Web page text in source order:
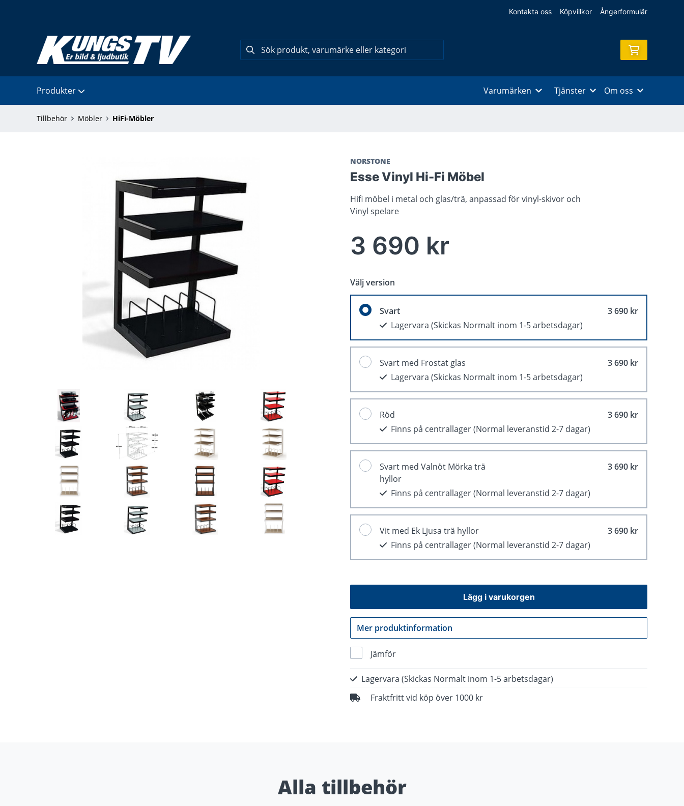
Kontakta oss Köpvillkor Ångerformulär
Produkter Varumärken Tjänster Om oss
Tillbehör Möbler HiFi-Möbler
NORSTONE
Esse Vinyl Hi-Fi Möbel
Hifi möbel i metal och glas/trä, anpassad för vinyl-skivor och
Vinyl spelare
3 690 kr
Välj version
Svart
3 690 kr
Lagervara (Skickas Normalt inom 1-5 arbetsdagar)
Svart med Frostat glas
3 690 kr
Lagervara (Skickas Normalt inom 1-5 arbetsdagar)
Röd
3 690 kr
Finns på centrallager(Normal leveranstid 2-7 dagar)
Svart med Valnöt Mörka trä
hyllor
3 690 kr
Finns på centrallager(Normal leveranstid 2-7 dagar)
Vit med Ek Ljusa trä hyllor
3 690 kr
Finns på centrallager(Normal leveranstid 2-7 dagar)
Lägg i varukorgen
Mer produktinformation
Jämför
Lagervara (Skickas Normalt inom 1-5 arbetsdagar)
Fraktfritt vid köp över 1000 kr
Alla tillbehör